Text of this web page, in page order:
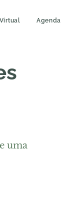
Agenda
uma